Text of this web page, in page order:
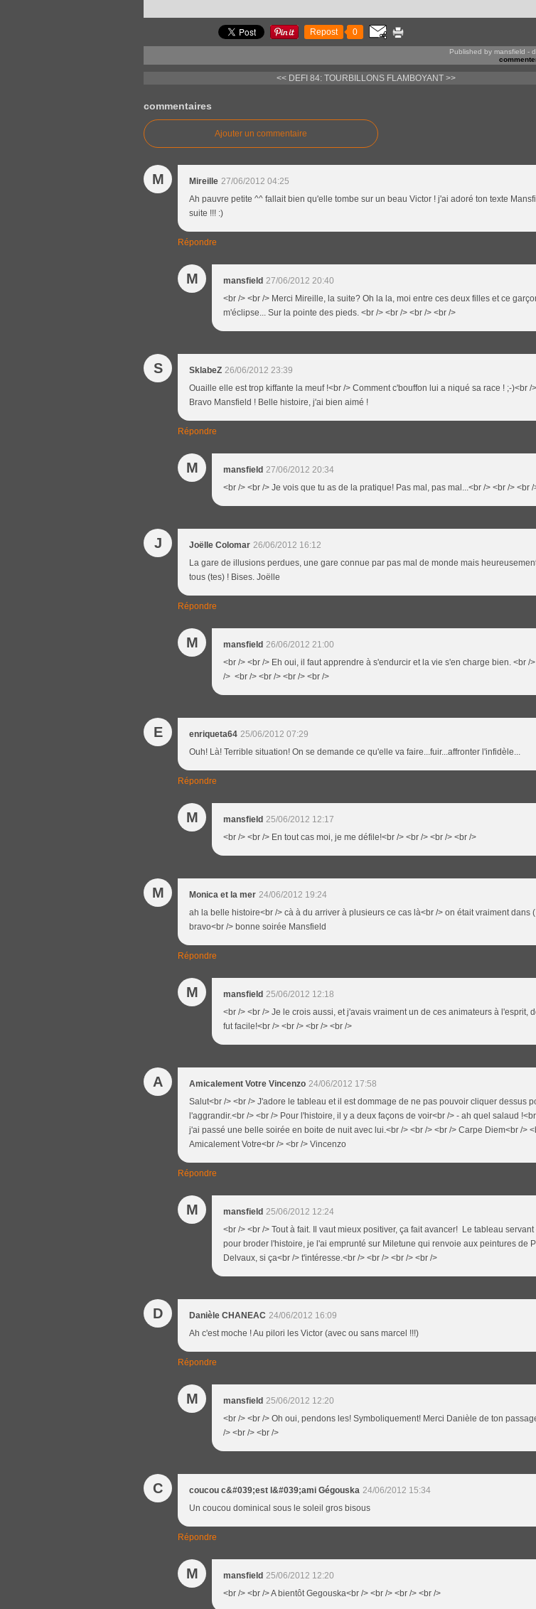
Repost 0
Published by mansfield -
<< DEFI 84: TOURBILLONS FLAMBOYANT >>
commentaires
Ajouter un commentaire
M Mireille 27/06/2012 04:25
Ah pauvre petite ^^ fallait bien qu'elle tombe sur un beau Victor ! j'ai adoré ton texte
suite !!! :)
Répondre
M mansfield 27/06/2012 20:40
<br /> <br /> Merci Mireille, la suite? Oh la la, moi entre ces deux filles et ce
m'éclipse... Sur la pointe des pieds. <br /> <br /> <br /> <br />
S SklabeZ 26/06/2012 23:39
Ouaille elle est trop kiffante la meuf !<br /> Comment c'bouffon lui a niqué sa race ! ;-)<br /
Bravo Mansfield ! Belle histoire, j'ai bien aimé !
Répondre
M mansfield 27/06/2012 20:34
<br /> <br /> Je vois que tu as de la pratique! Pas mal, pas mal...<br /> <br /> <br /
J Joëlle Colomar 26/06/2012 16:12
La gare de illusions perdues, une gare connue par pas mal de monde mais
tous (tes) ! Bises. Joëlle
Répondre
M mansfield 26/06/2012 21:00
<br /> <br /> Eh oui, il faut apprendre à s'endurcir et la vie s'en charge bien. <br /
/> <br /> <br /> <br /> <br />
E enriqueta64 25/06/2012 07:29
Ouh! Là! Terrible situation! On se demande ce qu'elle va faire...fuir...affronter l'infidèle...
Répondre
M mansfield 25/06/2012 12:17
<br /> <br /> En tout cas moi, je me défile!<br /> <br /> <br /> <br />
M Monica et la mer 24/06/2012 19:24
ah la belle histoire<br /> cà à du arriver à plusieurs ce cas là<br /> on était vraiment dans
bravo<br /> bonne soirée Mansfield
Répondre
M mansfield 25/06/2012 12:18
<br /> <br /> Je le crois aussi, et j'avais vraiment un de ces animateurs à l'esprit,
fut facile!<br /> <br /> <br /> <br />
A Amicalement Votre Vincenzo 24/06/2012 17:58
Salut<br /> <br /> J'adore le tableau et il est dommage de ne pas pouvoir cliquer dessus
l'aggrandir.<br /> <br /> Pour l'histoire, il y a deux façons de voir<br /> - ah quel salaud
j'ai passé une belle soirée en boite de nuit avec lui.<br /> <br /> <br /> Carpe Diem<br />
Amicalement Votre<br /> <br /> Vincenzo
Répondre
M mansfield 25/06/2012 12:24
<br /> <br /> Tout à fait. Il vaut mieux positiver, ça fait avancer! Le tableau servant
pour broder l'histoire, je l'ai emprunté sur Miletune qui renvoie aux peintures de
Delvaux, si ça<br /> t'intéresse.<br /> <br /> <br /> <br />
D Danièle CHANEAC 24/06/2012 16:09
Ah c'est moche ! Au pilori les Victor (avec ou sans marcel !!!)
Répondre
M mansfield 25/06/2012 12:20
<br /> <br /> Oh oui, pendons les! Symboliquement! Merci Danièle de ton
/> <br /> <br />
C coucou c&#039;est l&#039;ami Gégouska 24/06/2012 15:34
Un coucou dominical sous le soleil gros bisous
Répondre
M mansfield 25/06/2012 12:20
<br /> <br /> A bientôt Gegouska<br /> <br /> <br /> <br />